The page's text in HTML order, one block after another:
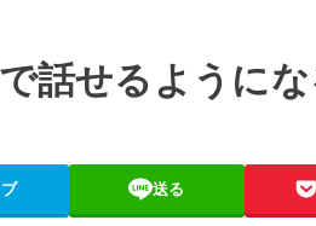
話せるように
送る